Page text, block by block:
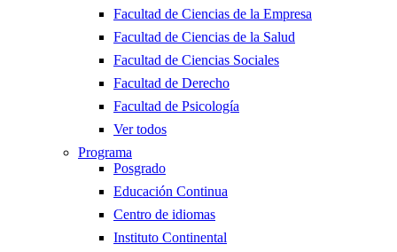
Facultad de Ciencias de la Empresa
Facultad de Ciencias de la Salud
Facultad de Ciencias Sociales
Facultad de Derecho
Facultad de Psicología
Ver todos
Programa
Posgrado
Educación Continua
Centro de idiomas
Instituto Continental